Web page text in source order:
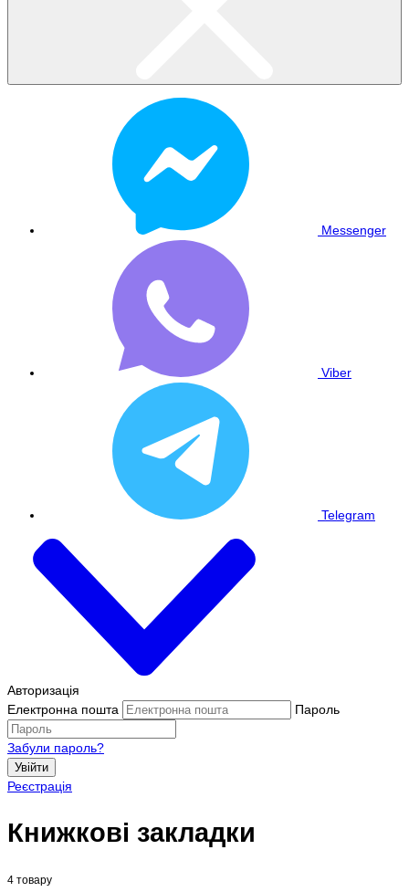
Messenger
Viber
Telegram
Авторизація
Електронна пошта
Пароль
Забули пароль?
Увійти
Реєстрація
Книжкові закладки
4 товару